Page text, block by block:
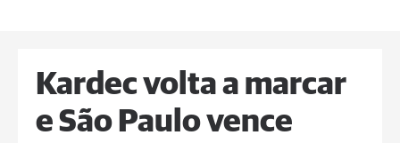
Kardec volta a marcar
e São Paulo vence